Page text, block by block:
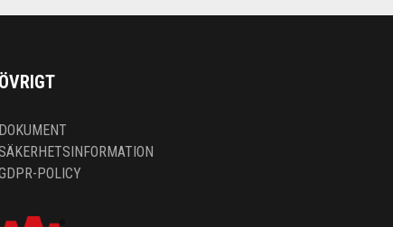
ÖVRIGT
DOKUMENT
POLICY